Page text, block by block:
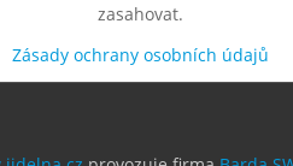
zasahovat.
Zásady ochrany osobních údajů